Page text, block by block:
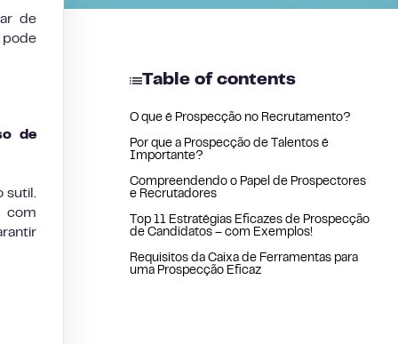
Table of contents
O que é Prospecção no Recrutamento?
Por que a Prospecção de Talentos é
Importante?
Compreendendo o Papel de Prospectores
e Recrutadores
Top 11 Estratégias Eficazes de Prospecção
de Candidatos – com Exemplos!
Requisitos da Caixa de Ferramentas para
uma Prospecção Eficaz
de
pode
de
sutil.
com